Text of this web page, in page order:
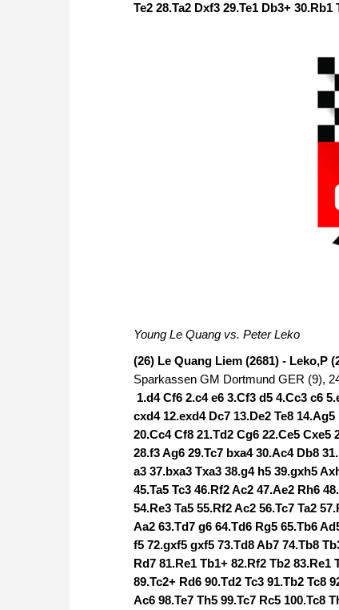
Te2 28.Ta2 Dxf3 29.Te1 Db3+
Young Le Quang vs. Peter Leko
(26) Le Quang Liem (2681) - Leko,P
Sparkassen GM Dortmund GER (9),
1.d4 Cf6 2.c4 e6 3.Cf3 d5 4.Cc3 c6
cxd4 12.exd4 Dc7 13.De2 Te8
20.Cc4 Cf8 21.Td2 Cg6 22.Ce5 Cxe5
28.f3 Ag6 29.Tc7 bxa4 30.Ac4 Db8
a3 37.bxa3 Txa3 38.g4 h5 39.gxh5
45.Ta5 Tc3 46.Rf2 Ac2 47.Ae2 Rh6
54.Re3 Ta5 55.Rf2 Ac2 56.Tc7 Ta2
Aa2 63.Td7 g6 64.Td6 Rg5 65.Tb6
f5 72.gxf5 gxf5 73.Td8 Ab7 74.Tb8
Rd7 81.Re1 Tb1+ 82.Rf2 Tb2 83.Re1
89.Tc2+ Rd6 90.Td2 Tc3 91.Tb2 Tc8
Ac6 98.Te7 Th5 99.Tc7 Rc5 100.Tc8